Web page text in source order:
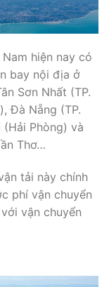
hiện nay có
bay nội địa ở
Sơn Nhất (TP.
Đà Nẵng (TP.
Phòng) và
Thơ…
tải này chính
phí vận chuyển
vận chuyển